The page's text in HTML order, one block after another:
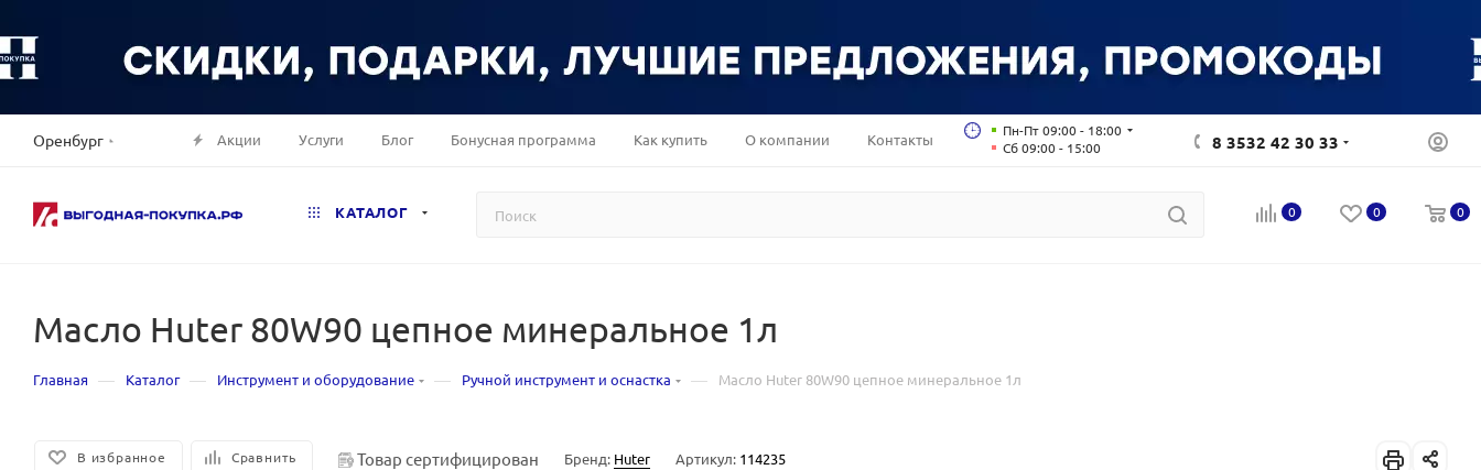
Оренбург Акции Услуги Блог Бонусная программа Как купить О компании Контакты
Пн-Пт 09:00 - 18:00
Сб 09:00 - 15:00
8 3532 42 30 33
КАТАЛОГ 0 0 0
Масло Huter 80W90 цепное минеральное 1л
Главная — Каталог — Инструмент и оборудование — Ручной инструмент и оснастка — Масло Huter 80W90 цепное минеральное 1л
В избранное Сравнить Товар сертифицирован Бренд: Huter Артикул: 114235